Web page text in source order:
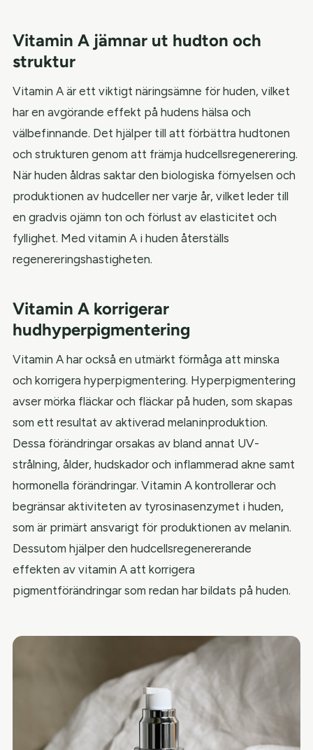
Vitamin A jämnar ut hudton och
struktur
Vitamin A är ett viktigt näringsämne för huden, vilket
har en avgörande effekt på hudens hälsa och
välbefinnande. Det hjälper till att förbättra hudtonen
och strukturen genom att främja hudcellsregenerering.
När huden åldras saktar den biologiska förnyelsen och
produktionen av hudceller ner varje år, vilket leder till
en gradvis ojämn ton och förlust av elasticitet och
fyllighet. Med vitamin A i huden återställs
regenereringshastigheten.
Vitamin A korrigerar
hudhyperpigmentering
Vitamin A har också en utmärkt förmåga att minska
och korrigera hyperpigmentering. Hyperpigmentering
avser mörka fläckar och fläckar på huden, som skapas
som ett resultat av aktiverad melaninproduktion.
Dessa förändringar orsakas av bland annat UV-
strålning, ålder, hudskador och inflammerad akne samt
hormonella förändringar. Vitamin A kontrollerar och
begränsar aktiviteten av tyrosinasenzymet i huden,
som är primärt ansvarigt för produktionen av melanin.
Dessutom hjälper den hudcellsregenererande
effekten av vitamin A att korrigera
pigmentförändringar som redan har bildats på huden.